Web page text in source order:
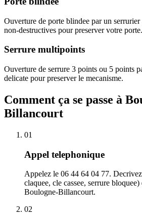
Ouverture de porte blindee par un
non-destructives pour preserver votre porte.
Serrure multipoints
Ouverture de serrure 3 points ou 5 points
delicate pour preserver le mecanisme.
Comment ça se passe à
Billancourt
01
Appel telephonique
Appelez le 06 44 64 04 77.
claquee, cle cassee, serrure
Boulogne-Billancourt.
02